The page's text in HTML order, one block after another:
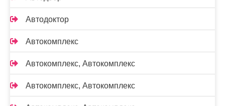
Автодоктор
Автокомплекс
Автокомплекс, Автокомплекс
Автокомплекс, Автокомплекс